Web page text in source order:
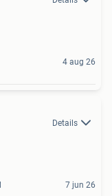
4 aug 26
Details
7 jun 26